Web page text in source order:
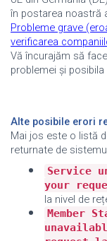
în postarea noastră
Probleme grave
verificarea
Vă încurajăm să
problemei și
Alte posibile erori
Mai jos este o listă
returnate de
•
Service
your
la nivel de
•
Member